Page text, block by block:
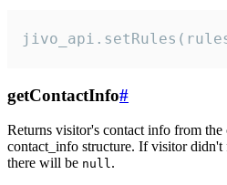
getContactInfo#
Returns visitor's contact info from the
contact_info structure. If visitor
there will be null.